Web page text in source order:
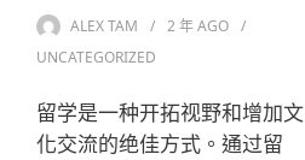
ALEX TAM 2 年AGO
UNCATEGORIZED
留学是一种开拓视野和增加文
化交流的绝佳方式。通过留